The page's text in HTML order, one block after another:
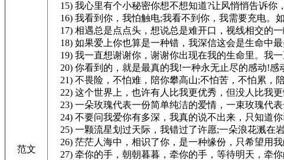
范文
15) 我心里有个小秘密你想不想知道?让风悄悄告诉你
16) 我看到你，我怕触电;我看不到你，我需要充电。
17) 相遇总是点点头，想说总是难开口，视线相交的一
18) 如果爱上你也算是一种错，我深信这会是生命中最
19) 我一直想谢谢你，谢谢你出现在我的生命里。我一
20) 你看到的，就是最真的我!一种永无止尽的感动!感
21) 不畏险，不怕难，陪你攀高山;不怕苦，不怕累，
22) 这个世界上，也许有人比我更优秀，但没人比我
23) 一朵玫瑰代表一份简单纯洁的爱情，一束玫瑰代
24) 不要问我爱你有多深，我真的说不出来，只知道
25) 一颗流星划过天际，我错过了许愿;一朵浪花溅在
26) 茫茫人海中，相识了你，是一种缘份，只希望用我
27) 牵你的手，朝朝暮暮，牵你的手，等待明天，牵